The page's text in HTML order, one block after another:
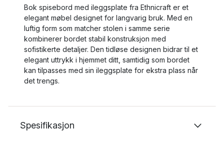
Bok spisebord med ileggsplate fra Ethnicraft er et
elegant møbel designet for langvarig bruk. Med en
luftig form som matcher stolen i samme serie
kombinerer bordet stabil konstruksjon med
sofistikerte detaljer. Den tidløse designen bidrar til et
elegant uttrykk i hjemmet ditt, samtidig som bordet
kan tilpasses med sin ileggsplate for ekstra plass når
det trengs.
Spesifikasjon